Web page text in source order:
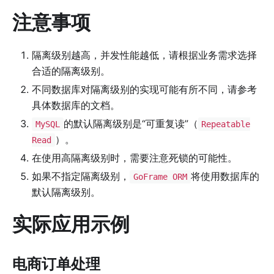
注意事项
隔离级别越高，并发性能越低，请根据业务需求选择
合适的隔离级别。
不同数据库对隔离级别的实现可能有所不同，请参考
具体数据库的文档。
MySQL 的默认隔离级别是“可重复读”（ Repeatable
Read
）。
在使用高隔离级别时，需要注意死锁的可能性。
如果不指定隔离级别，
GoFrame ORM 将使用数据库的
默认隔离级别。
实际应用示例
电商订单处理